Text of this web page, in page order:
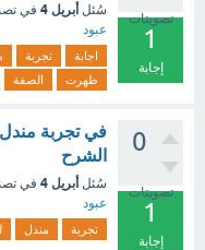
تصويتات
1
إجابة
سُئل أبريل 4 في
عبود
اجابة تجربة
ظهرت
الصفة
0
تصويتات
1
إجابة
في تجربة مندل
الشرح
سُئل أبريل 4 في
عبود
تجربة مندل